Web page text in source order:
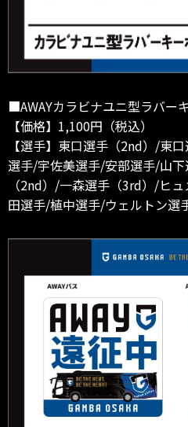
■AWAYカラビナユニ型ラバー
【価格】1,100円（税込）
【選手】東口選手（2nd）/東
選手/宇佐美選手/安部選手/山
（2nd）/一森選手（3rd）/ヒ
田選手/植中選手/ウェルトン選